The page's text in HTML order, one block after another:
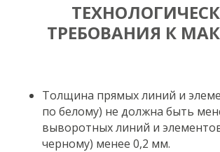
ТРЕБОВАНИЯ К
Толщина прямых линий и
по белому) не должна быть
выворотных линий и
черному) менее 0,2 мм.